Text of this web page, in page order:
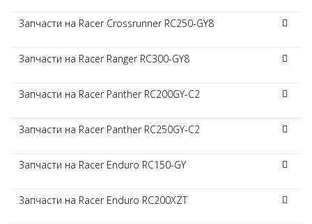
Запчасти на Racer Crossrunner RC250-GY8
Запчасти на Racer Ranger RC300-GY8
Запчасти на Racer Panther RC200GY-C2
Запчасти на Racer Panther RC250GY-C2
Запчасти на Racer Enduro RC150-GY
Запчасти на Racer Enduro RC200XZT